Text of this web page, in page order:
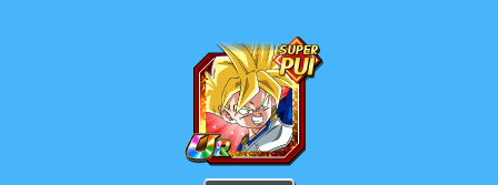
Son Gohan Super Saiyan (enfant)